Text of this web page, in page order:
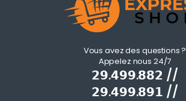
Vous avez des questions ?
Appelez nous 24/7
𝟮𝟵.𝟰𝟵𝟵.𝟴𝟴𝟮 //
𝟮𝟵.𝟰𝟵𝟵.𝟴𝟵𝟭 //